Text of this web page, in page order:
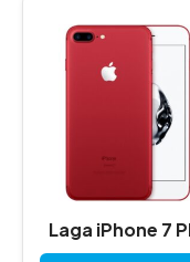
Laga iPhone 7